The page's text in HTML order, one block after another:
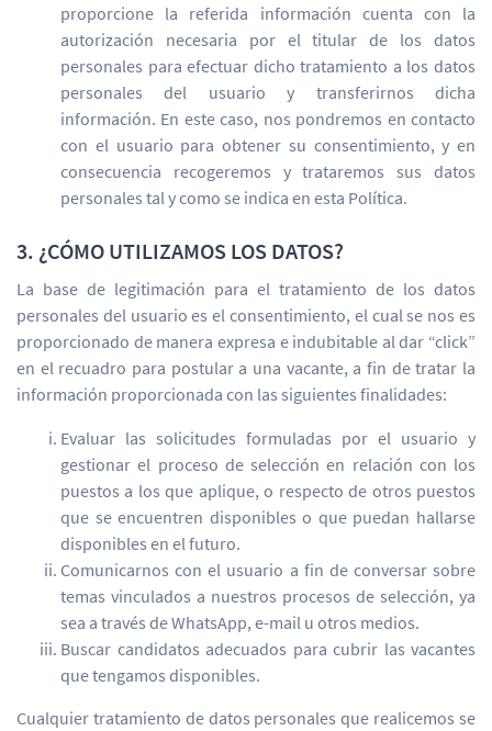
proporcione la referida información cuenta con la
autorización necesaria por el titular de los datos
personales para efectuar dicho tratamiento a los datos
personales del usuario y transferirnos dicha
información. En este caso, nos pondremos en contacto
con el usuario para obtener su consentimiento, y en
consecuencia recogeremos y trataremos sus datos
personales tal y como se indica en esta Política.
3. ¿CÓMO UTILIZAMOS LOS DATOS?
La base de legitimación para el tratamiento de los datos
personales del usuario es el consentimiento, el cual se nos es
proporcionado de manera expresa e indubitable al dar “click”
en el recuadro para postular a una vacante, a fin de tratar la
información proporcionada con las siguientes finalidades:
Evaluar las solicitudes formuladas por el usuario y
gestionar el proceso de selección en relación con los
puestos a los que aplique, o respecto de otros puestos
que se encuentren disponibles o que puedan hallarse
disponibles en el futuro.
Comunicarnos con el usuario a fin de conversar sobre
temas vinculados a nuestros procesos de selección, ya
sea a través de WhatsApp, e-mail u otros medios.
Buscar candidatos adecuados para cubrir las vacantes
que tengamos disponibles.
Cualquier tratamiento de datos personales que realicemos se